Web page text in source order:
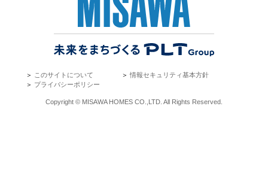
＞ このサイトについて ＞情報セキュリティ基本方針
＞ プライバシーポリシー
Copyright © MISAWA HOMES CO.,LTD. All Rights Reserved.